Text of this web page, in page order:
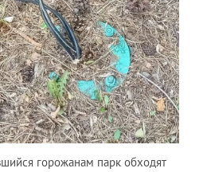
горожанам парк обходят